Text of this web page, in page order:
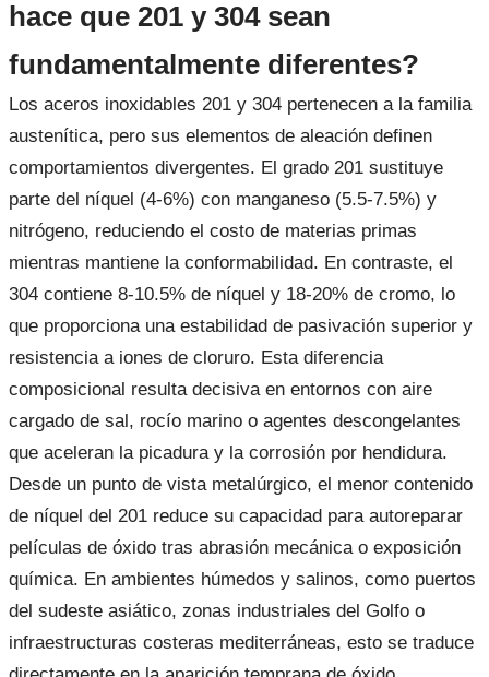
hace que 201 y 304 sean
fundamentalmente diferentes?
Los aceros inoxidables 201 y 304 pertenecen a la familia
austenítica, pero sus elementos de aleación definen
comportamientos divergentes. El grado 201 sustituye
parte del níquel (4-6%) con manganeso (5.5-7.5%) y
nitrógeno, reduciendo el costo de materias primas
mientras mantiene la conformabilidad. En contraste, el
304 contiene 8-10.5% de níquel y 18-20% de cromo, lo
que proporciona una estabilidad de pasivación superior y
resistencia a iones de cloruro. Esta diferencia
composicional resulta decisiva en entornos con aire
cargado de sal, rocío marino o agentes descongelantes
que aceleran la picadura y la corrosión por hendidura.
Desde un punto de vista metalúrgico, el menor contenido
de níquel del 201 reduce su capacidad para autoreparar
películas de óxido tras abrasión mecánica o exposición
química. En ambientes húmedos y salinos, como puertos
del sudeste asiático, zonas industriales del Golfo o
infraestructuras costeras mediterráneas, esto se traduce